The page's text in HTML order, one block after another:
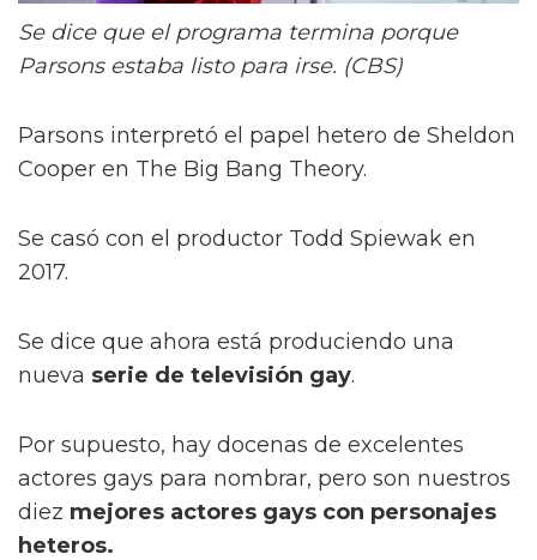
Se dice que el programa termina porque
Parsons estaba listo para irse. (CBS)
Parsons interpretó el papel hetero de Sheldon
Cooper en The Big Bang Theory.
Se casó con el productor Todd Spiewak en
2017.
Se dice que ahora está produciendo una
nueva serie de televisión gay.
Por supuesto, hay docenas de excelentes
actores gays para nombrar, pero son nuestros
diez mejores actores gays con personajes
heteros.